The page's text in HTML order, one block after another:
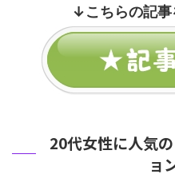
↓こちらの記事
20代女性に人気
ョ